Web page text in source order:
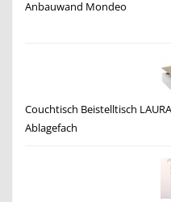
Anbauwand Mondeo
Couchtisch Beistelltisch
Ablagefach